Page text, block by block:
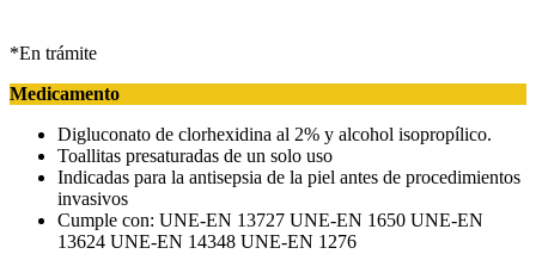
*En trámite
Medicamento
Digluconato de clorhexidina al 2% y alcohol isopropílico.
Toallitas presaturadas de un solo uso
Indicadas para la antisepsia de la piel antes de procedimientos
invasivos
Cumple con: UNE-EN 13727 UNE-EN 1650 UNE-EN
13624 UNE-EN 14348 UNE-EN 1276